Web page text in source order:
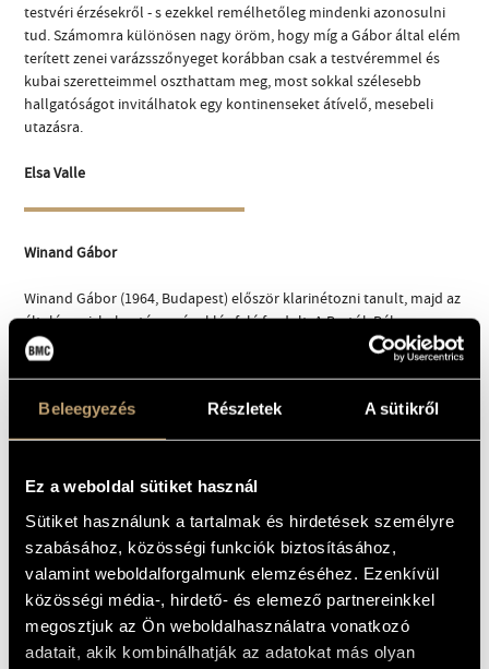
Beleegyezés Részletek A sütikről
Ez a weboldal sütiket használ
Sütiket használunk a tartalmak és hirdetések személyre
szabásához, közösségi funkciók biztosításához,
valamint weboldalforgalmunk elemzéséhez. Ezenkívül
közösségi média-, hirdető- és elemező partnereinkkel
megosztjuk az Ön weboldalhasználatra vonatkozó
adatait, akik kombinálhatják az adatokat más olyan
testvéri érzésekről - s ezekkel remélhetőleg mindenki azonosulni
tud. Számomra különösen nagy öröm, hogy míg a Gábor által elém
terített zenei varázsszőnyeget korábban csak a testvéremmel és
kubai szeretteimmel oszthattam meg, most sokkal szélesebb
hallgatóságot invitálhatok egy kontinenseket átívelő, mesebeli
utazásra.
Elsa Valle
Winand Gábor
Winand Gábor (1964, Budapest) először klarinétozni tanult, majd az
általános iskola után az éneklés felé fordult. A Bartók Béla
Zeneművészeti Szakiskola jazzének szakán Garai Attila lett a tanára.
Az iskola elvégzését követően rögtön a magyar jazzélet egyik nagy
Hangszeres tanulmányait énekesként is folytatta, így később
választékos stílusú szaxofonos, illetve fuvolista vált belőle.
1990-ben ismerkedett meg Gadó Gáborral, máig legfontosabb
Később sokat szerepelt a Trio Stendhallal, valamint az ESP
zenekarral. Vukán György zongorista és zeneszerző dalciklust
komponált számára Pablo Neruda szerelmes verseire (Love
Poems).
Winand 2001 óta meghatározó tagja a Balázs Elemér Groupnak,
amellyel számos lemezt rögzített. Különösen emlékezetes Charlie